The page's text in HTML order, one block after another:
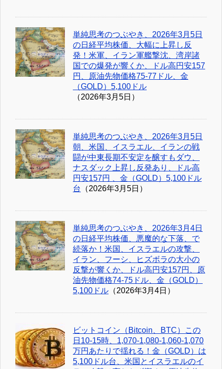
単純思考のつぶやき、2026年3月5日
の日経平均株価、大幅に上昇し反
発！米軍、イラン軍艦撃沈、湾岸諸
国での爆発が響くか、ドル高円安157
円、原油先物価格75-77ドル、金
（GOLD）5,100ドル
（2026年3月5日）
単純思考のつぶやき、2026年3月5日
朝、米国、イスラエル、イランの戦
闘が中東長期不安定を醸すもダウ、
ナスダック上昇し反発あり、ドル高
円安157円 、金（GOLD）5,100ドル
台
（2026年3月5日）
単純思考のつぶやき、2026年3月4日
の日経平均株価、悪魔的な下落、で
続落か！米国、イスラエルの攻撃、
イラン、フーシ、ヒズボラの大小の
反撃が響くか、ドル高円安157円、原
油先物価格74-75ドル、金（GOLD）
5,100ドル （2026年3月4日）
ビットコイン（Bitcoin、BTC）この
日10-15時、1,070-1,080-1,060-1,070
万円あたりで揺れる！金（GOLD）は
5,100ドル台、米国とイスラエルのイ